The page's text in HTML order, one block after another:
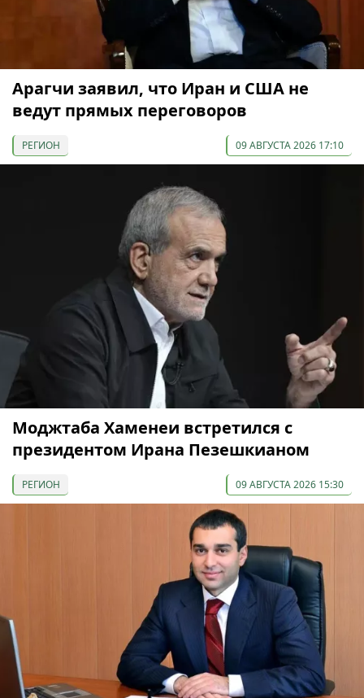
Арагчи заявил, что Иран и США не
ведут прямых переговоров
РЕГИОН 09 АВГУСТА 2026 17:10
Моджтаба Хаменеи встретился с
президентом Ирана Пезешкианом
РЕГИОН 09 АВГУСТА 2026 15:30